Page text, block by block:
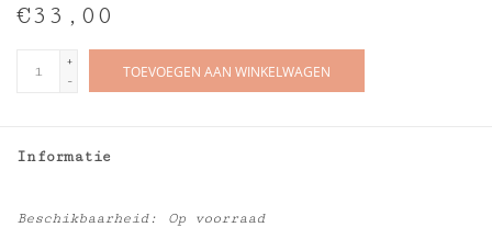
€33,00
+
-
TOEVOEGEN AAN WINKELWAGEN
Informatie
Beschikbaarheid: Op voorraad